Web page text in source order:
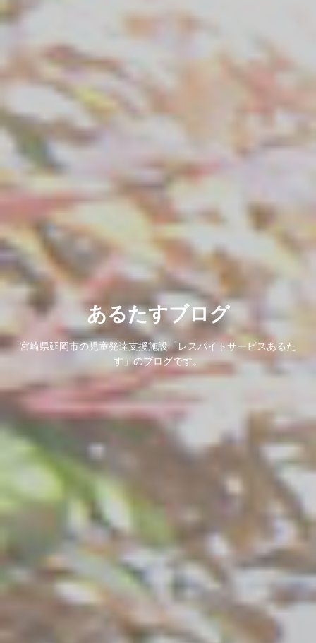
あるたすブログ
宮崎県延岡市の児童発達支援施設「レスパイトサービスあるた
す」のブログです。